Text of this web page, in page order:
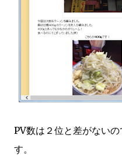
PV数は２位と差がない
す。